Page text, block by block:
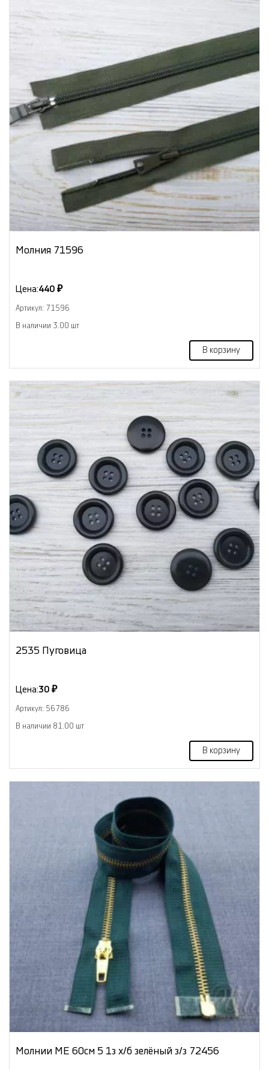
Молния 71596
Цена:440 ₽
Артикул: 71596
В наличии 3.00 шт
В корзину
2535 Пуговица
Цена:30 ₽
Артикул: 56786
В наличии 81.00 шт
В корзину
Молнии МЕ 60см 5 1з х/б зелёный з/з 72456